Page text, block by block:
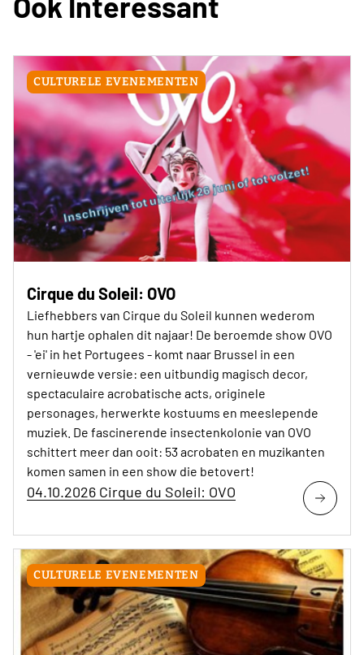
CULTURELE EVENEMENTEN
Cirque du Soleil: OVO
Liefhebbers van Cirque du Soleil kunnen wederom
hun hartje ophalen dit najaar! De beroemde show OVO
- 'ei' in het Portugees - komt naar Brussel in een
vernieuwde versie: een uitbundig magisch decor,
spectaculaire acrobatische acts, originele
personages, herwerkte kostuums en meeslepende
muziek. De fascinerende insectenkolonie van OVO
schittert meer dan ooit: 53 acrobaten en muzikanten
komen samen in een show die betovert!
04.10.2026 Cirque du Soleil: OVO
CULTURELE EVENEMENTEN